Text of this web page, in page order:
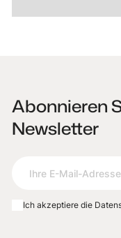
Abonnieren
Newsletter
Ich akzeptiere die